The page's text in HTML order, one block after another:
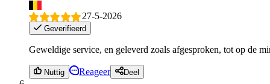
27-5-2026
Geverifieerd
Geweldige service, en geleverd zoals afgesproken, tot op de
Nuttig Reageer Deel